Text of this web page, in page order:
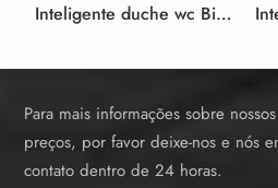
Inteligente duche wc Bidé Assento de cor branca e preta estilo alemão
Para mais informações sobre
preços, por favor deixe-nos e nós
contato dentro de 24 horas.